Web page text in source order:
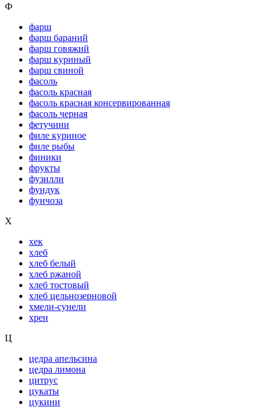
Ф
фарш
фарш бараний
фарш говяжий
фарш куриный
фарш свиной
фасоль
фасоль красная
фасоль красная консервированная
фасоль черная
фетучини
филе куриное
филе рыбы
финики
фрукты
фузилли
фундук
фунчоза
Х
хек
хлеб
хлеб белый
хлеб ржаной
хлеб тостовый
хлеб цельнозерновой
хмели-сунели
хрен
Ц
цедра апельсина
цедра лимона
цитрус
цукаты
цукини